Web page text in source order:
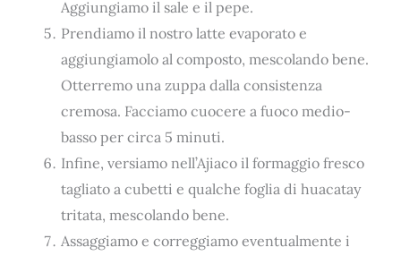
Aggiungiamo il sale e il pepe.
Prendiamo il nostro latte evaporato e
aggiungiamolo al composto, mescolando bene.
Otterremo una zuppa dalla consistenza
cremosa. Facciamo cuocere a fuoco medio-
basso per circa 5 minuti.
Infine, versiamo nell’Ajiaco il formaggio fresco
tagliato a cubetti e qualche foglia di huacatay
tritata, mescolando bene.
Assaggiamo e correggiamo eventualmente i